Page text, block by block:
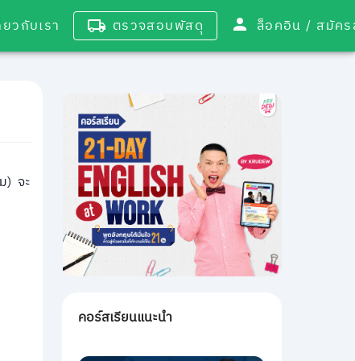
ยวกับเรา ตรวจสอบพัสดุ ล็อคอิน /
) จะ
คอร์สเรียนแนะนำ